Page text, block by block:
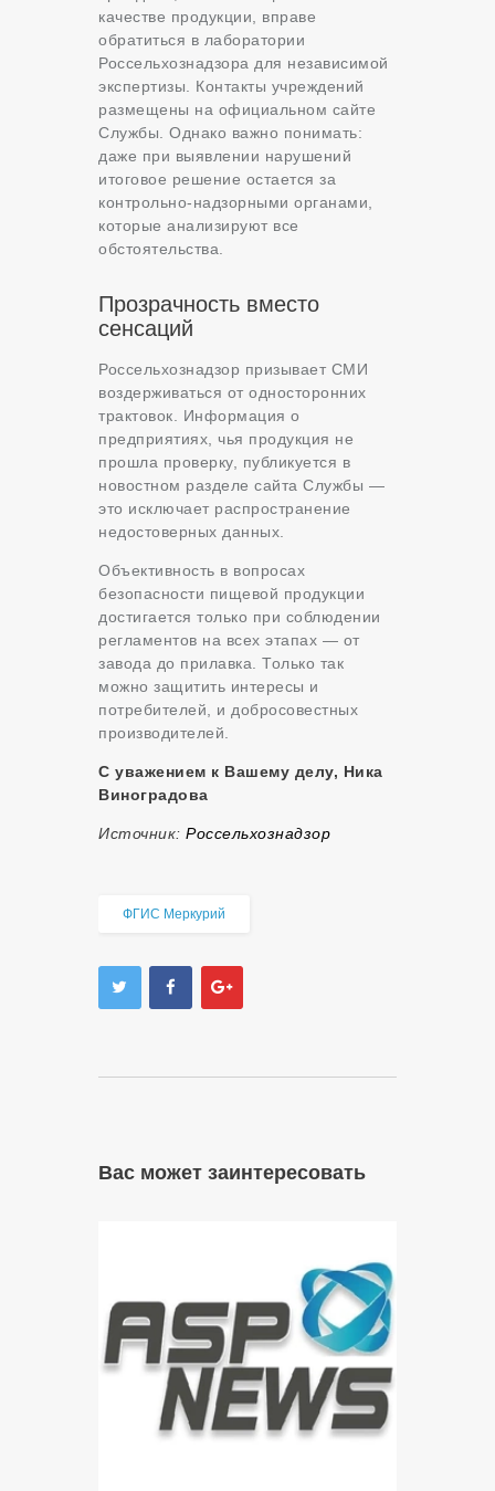
качестве продукции, вправе
обратиться в лаборатории
Россельхознадзора для независимой
экспертизы. Контакты учреждений
размещены на официальном сайте
Службы. Однако важно понимать:
даже при выявлении нарушений
итоговое решение остается за
контрольно-надзорными органами,
которые анализируют все
обстоятельства.
Прозрачность вместо
сенсаций
Россельхознадзор призывает СМИ
воздерживаться от односторонних
трактовок. Информация о
предприятиях, чья продукция не
прошла проверку, публикуется в
новостном разделе сайта Службы —
это исключает распространение
недостоверных данных.
Объективность в вопросах
безопасности пищевой продукции
достигается только при соблюдении
регламентов на всех этапах — от
завода до прилавка. Только так
можно защитить интересы и
потребителей, и добросовестных
производителей.
С уважением к Вашему делу, Ника
Виноградова
Источник: Россельхознадзор
ФГИС Меркурий
Вас может заинтересовать